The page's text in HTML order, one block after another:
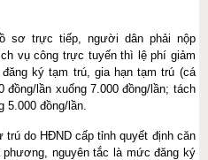
sơ trực tiếp, người dân phải nộp
vụ công trực tuyến thì lệ phí giảm
ký tạm trú, gia hạn tạm trú (cá
đồng/lần xuống 7.000 đồng/lần; tách
5.000 đồng/lần.
do HĐND cấp tỉnh quyết định căn
nguyên tắc là mức đăng ký